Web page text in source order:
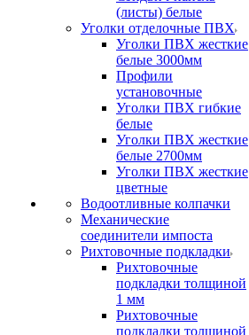
(листы) белые
Уголки отделочные ПВХ
Уголки ПВХ жесткие
белые 3000мм
Профили
установочные
Уголки ПВХ гибкие
белые
Уголки ПВХ жесткие
белые 2700мм
Уголки ПВХ жесткие
цветные
Водоотливные колпачки
Механические
соединители импоста
Рихтовочные подкладки
Рихтовочные
подкладки толщиной
1 мм
Рихтовочные
подкладки толщиной